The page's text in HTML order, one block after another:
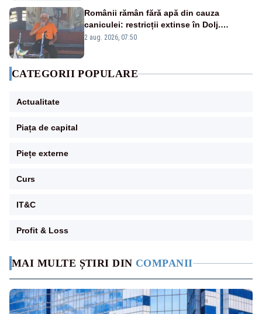
MAI MULTE ȘTIRI DIN COMPANII
Românii rămân fără apă din cauza
caniculei: restricții extinse în Dolj.
Oamenii au „cu program la robinet”
2 aug. 2026, 07:50
CATEGORII POPULARE
Actualitate
Piața de capital
Piețe externe
Curs
IT&C
Profit & Loss